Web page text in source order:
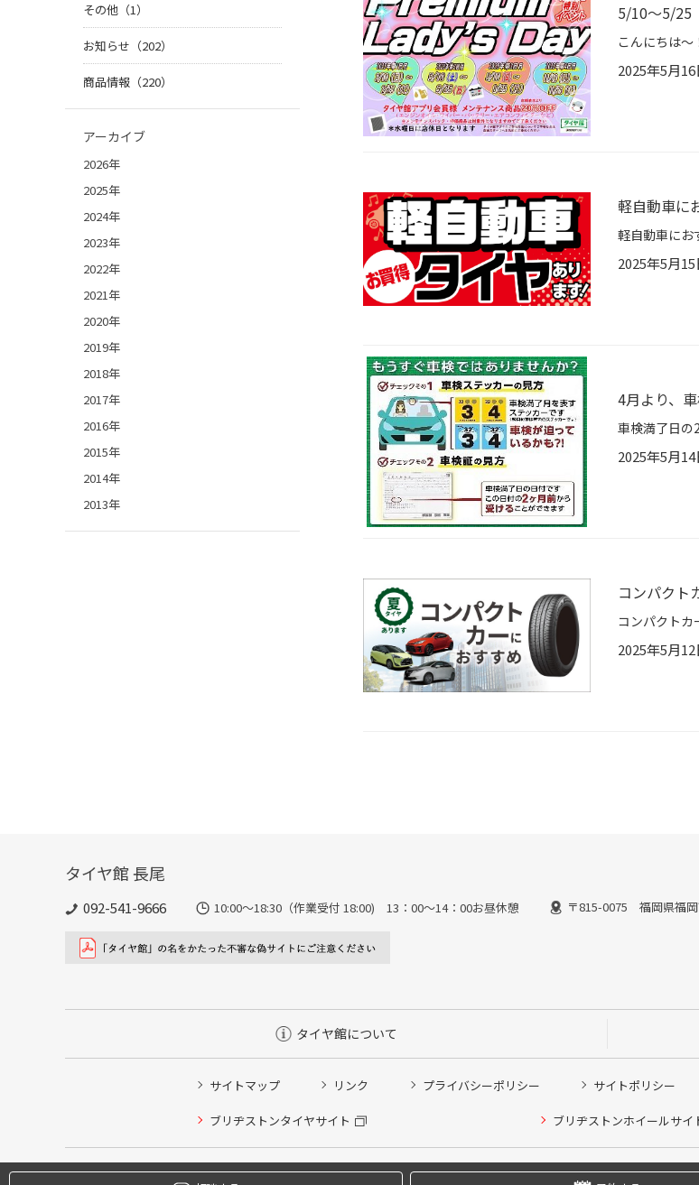
5/10～5/25
2025年5月16
軽自動車に
2025年5月15
4月より、
2025年5月14
コンパクト
2025年5月12
その他（1）
お知らせ（202）
商品情報（220）
アーカイブ
2026年
2025年
2024年
2023年
2022年
2021年
2020年
2019年
2018年
2017年
2016年
2015年
2014年
2013年
タイヤ館 長尾
092-541-9666 10:00～18:30（作業受付 18:00) 13：00～14：00お昼休憩 〒815-0075 福岡県福
タイヤ館について
サイトマップ リンク プライバシーポリシー サイトポリシー
ブリヂストンタイヤサイト ブリヂストンホイールサイ
Copyright © 2024 Bridgestone Retail Co.,Ltd. All
タイヤ点検・安全点検/タイヤ履き替え/オイル交換/その他ピット作業の予約
クローク契約会員専用タイヤ履き替え※タイヤ履き替えを希望のクローク契約会員の方はこちらを選択ください
本日のタイヤ履き替え順番待ち予約 ※クローク契約会員の方はご利用いただけません